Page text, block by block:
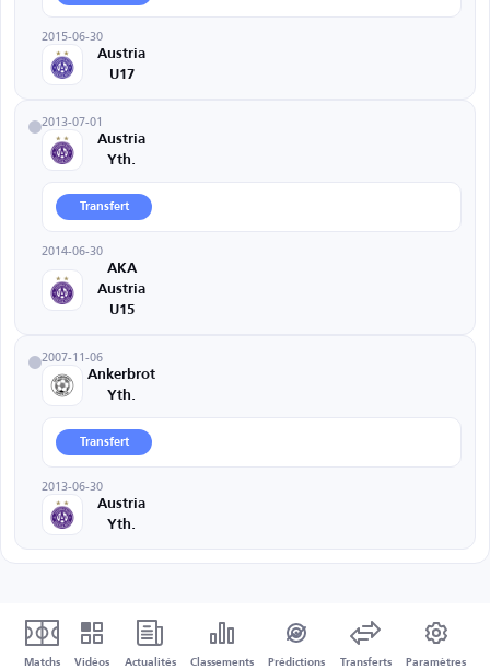
2015-06-30
Austria
U17
2013-07-01
Austria
Yth.
Transfert
2014-06-30
AKA
Austria
U15
2007-11-06
Ankerbrot
Yth.
Transfert
2013-06-30
Austria
Yth.
Matchs Vidéos Actualités Classements Prédictions Transferts Paramètres